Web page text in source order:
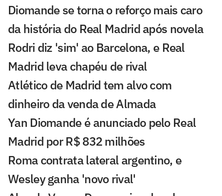
Diomande se torna o reforço mais caro
da história do Real Madrid após novela
Rodri diz 'sim' ao Barcelona, e Real
Madrid leva chapéu de rival
Atlético de Madrid tem alvo com
dinheiro da venda de Almada
Yan Diomande é anunciado pelo Real
Madrid por R$ 832 milhões
Roma contrata lateral argentino, e
Wesley ganha 'novo rival'